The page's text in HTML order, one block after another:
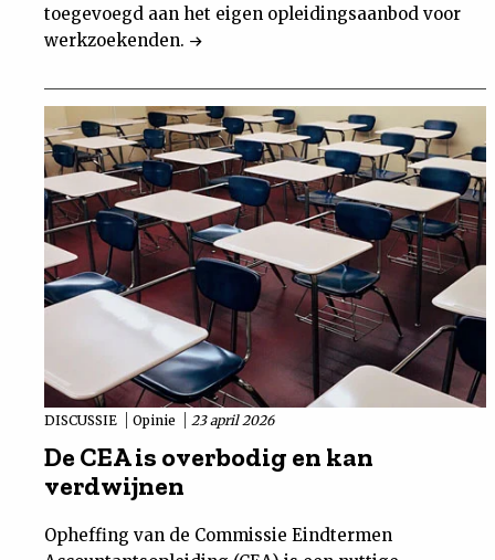
toegevoegd aan het eigen opleidingsaanbod voor
werkzoekenden.
DISCUSSIE Opinie 23 april 2026
De CEA is overbodig en kan
verdwijnen
Opheffing van de Commissie Eindtermen